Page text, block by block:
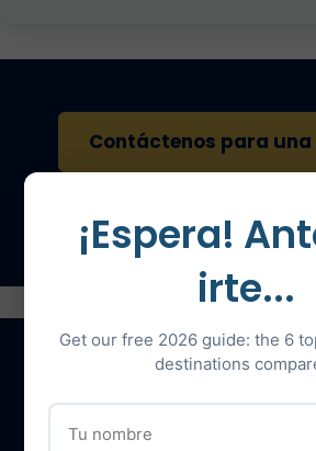
Contáctenos para
Nuestros
¡Espera!
irte...
Get our free 2026 guide: the 6
destinations